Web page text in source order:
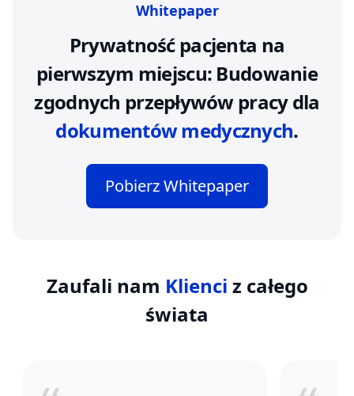
Whitepaper
Prywatność pacjenta na
pierwszym miejscu: Budowanie
zgodnych przepływów pracy dla
dokumentów medycznych.
Pobierz Whitepaper
Zaufali nam Klienci z całego
świata